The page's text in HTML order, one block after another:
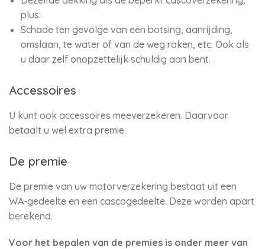
plus:
Schade ten gevolge van een botsing, aanrijding,
omslaan, te water of van de weg raken, etc. Ook als
u daar zelf onopzettelijk schuldig aan bent.
Accessoires
U kunt ook accessoires meeverzekeren. Daarvoor
betaalt u wel extra premie.
De premie
De premie van uw motorverzekering bestaat uit een
WA-gedeelte en een cascogedeelte. Deze worden apart
berekend.
Voor het bepalen van de premies is onder meer van